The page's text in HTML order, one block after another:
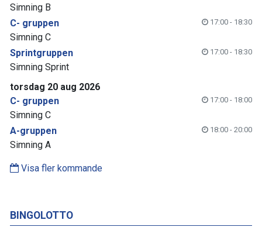
Simning B
C- gruppen
17:00 - 18:30
Simning C
Sprintgruppen
17:00 - 18:30
Simning Sprint
torsdag 20 aug 2026
C- gruppen
17:00 - 18:00
Simning C
A-gruppen
18:00 - 20:00
Simning A
Visa fler kommande
BINGOLOTTO